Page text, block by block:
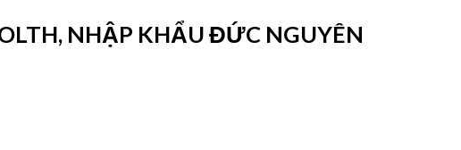
NHẬP KHẨU ĐỨC NGUYÊN